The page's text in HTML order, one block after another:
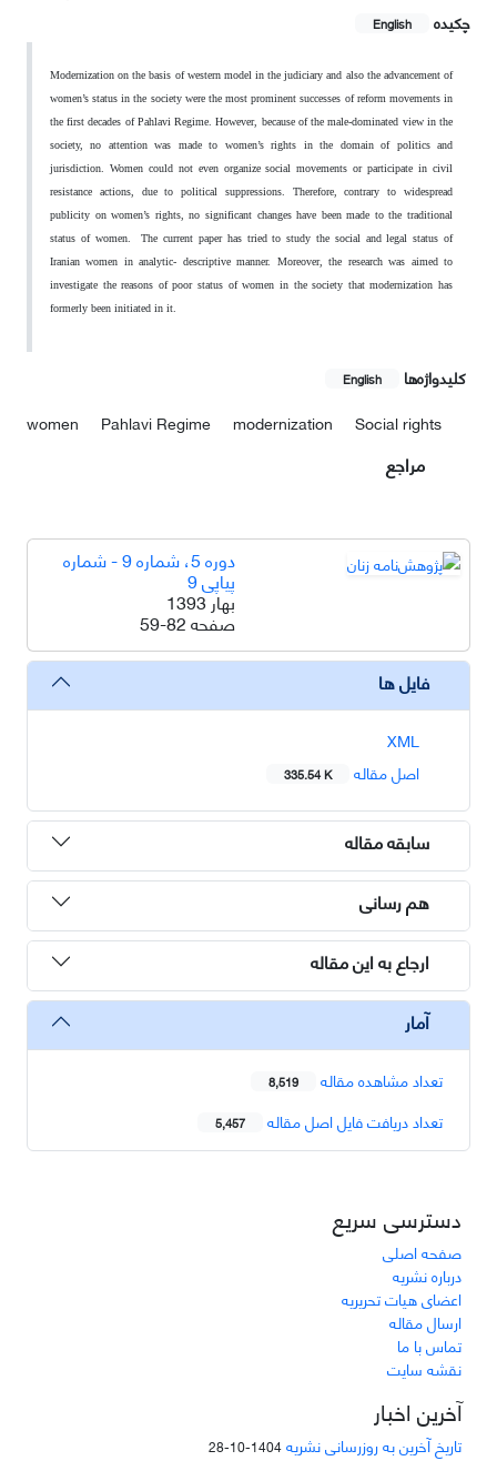
چکیده English
Modernization on the basis of western model in the judiciary and also the advancement of
women’s status in the society were the most prominent successes of reform movements in
the first decades of Pahlavi Regime. However, because of the male-dominated view in the
society, no attention was made to women’s rights in the domain of politics and
jurisdiction. Women could not even organize social movements or participate in civil
resistance actions, due to political suppressions. Therefore, contrary to widespread
publicity on women’s rights, no significant changes have been made to the traditional
status of women. The current paper has tried to study the social and legal status of
Iranian women in analytic- descriptive manner. Moreover, the research was aimed to
investigate the reasons of poor status of women in the society that modernization has
formerly been initiated in it.
کلیدواژه‌ها English
women Pahlavi Regime modernization Social rights
مراجع
دوره 5، شماره 9 - شماره
پیاپی 9
بهار 1393
صفحه59-82
فایل ها
XML
اصل مقاله
335.54 K
سابقه مقاله
هم رسانی
ارجاع به این مقاله
آمار
تعداد مشاهده مقاله 8,519
تعداد دریافت فایل اصل مقاله 5,457
دسترسی سریع
صفحه اصلی
درباره نشریه
اعضای هیات تحریریه
ارسال مقاله
تماس با ما
نقشه سایت
آخرین اخبار
تاریخ آخرین به روزرسانی نشریه1404-10-28